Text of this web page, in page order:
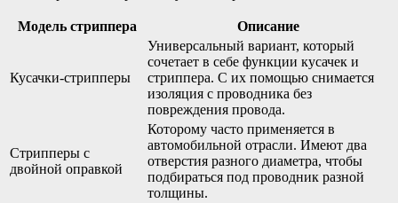
Модель стриппера Описание
Кусачки-стрипперы
Универсальный вариант, который
сочетает в себе функции кусачек и
стриппера. С их помощью снимается
изоляция с проводника без
повреждения провода.
Стрипперы с
двойной оправкой
Которому часто применяется в
автомобильной отрасли. Имеют два
отверстия разного диаметра, чтобы
подбираться под проводник разной
толщины.